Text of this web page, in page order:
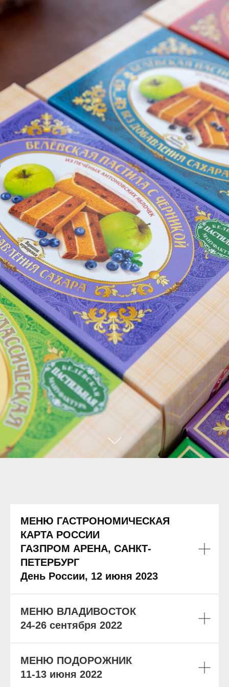
МЕНЮ ГАСТРОНОМИЧЕСКАЯ
КАРТА РОССИИ
ГАЗПРОМ АРЕНА, САНКТ-
ПЕТЕРБУРГ
День России, 12 июня 2023
МЕНЮ ВЛАДИВОСТОК
24-26 сентября 2022
МЕНЮ ПОДОРОЖНИК
11-13 июня 2022